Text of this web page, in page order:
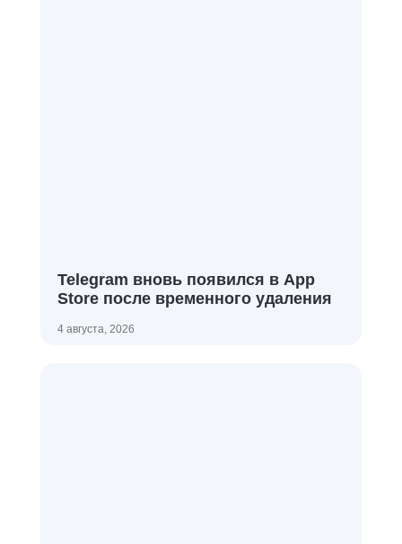
Telegram вновь появился в App
Store после временного удаления
4 августа, 2026